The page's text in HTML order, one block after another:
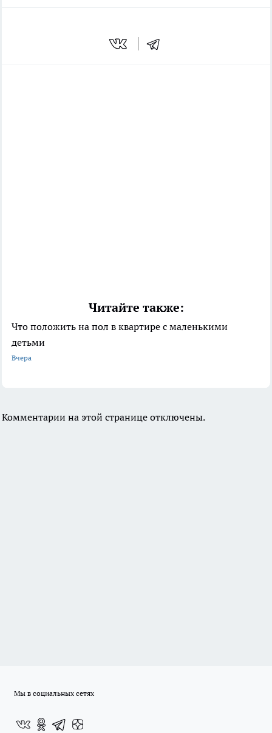
Читайте также:
Что положить на пол в квартире с маленькими
детьми
Вчера
Комментарии на этой странице отключены.
Мы в социальных сетях